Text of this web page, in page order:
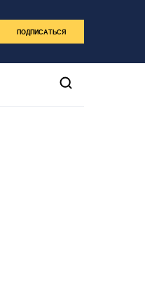
ПОДПИСАТЬСЯ